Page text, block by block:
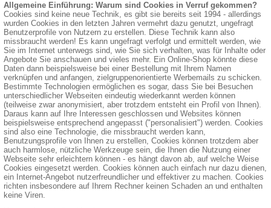
Allgemeine Einführung: Warum sind Cookies in Verruf gekommen?
Cookies sind keine neue Technik, es gibt sie bereits seit 1994 - allerdings
wurden Cookies in den letzten Jahren vermehrt dazu genutzt, ungefragt
Benutzerprofile von Nutzern zu erstellen. Diese Technik kann also
missbraucht werden! Es kann ungefragt verfolgt und ermittelt werden, wie
Sie im Internet unterwegs sind, wie Sie sich verhalten, was für Inhalte oder
Angebote Sie anschauen und vieles mehr. Ein Online-Shop könnte diese
Daten dann beispielsweise bei einer Bestellung mit Ihrem Namen
verknüpfen und anfangen, zielgruppenorientierte Werbemails zu schicken.
Bestimmte Technologien ermöglichen es sogar, dass Sie bei Besuchen
unterschiedlicher Webseiten eindeutig wiederkannt werden können
(teilweise zwar anonymisiert, aber trotzdem entsteht ein Profil von Ihnen).
Daraus kann auf Ihre Interessen geschlossen und Websites können
beispielsweise entsprechend angepasst ("personalisiert") werden. Cookies
sind also eine Technologie, die missbraucht werden kann,
Benutzungsprofile von Ihnen zu erstellen, Cookies können trotzdem aber
auch harmlose, nützliche Werkzeuge sein, die Ihnen die Nutzung einer
Webseite sehr erleichtern können - es hängt davon ab, auf welche Weise
Cookies eingesetzt werden. Cookies können auch einfach nur dazu dienen,
ein Internet-Angebot nutzerfreundlicher und effektiver zu machen. Cookies
richten insbesondere auf Ihrem Rechner keinen Schaden an und enthalten
keine Viren.